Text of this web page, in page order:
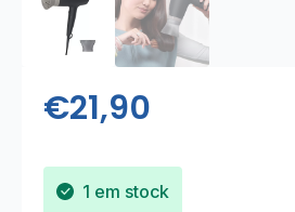
€21,90
1 em stock